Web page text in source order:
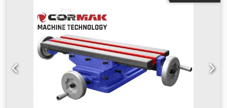
total: 195 mm Carga máxima de la mesa:
aproximadamente 100 kg Presión de trabajo máxima:
aproximadamente 500 kg Espacio requerido: L - 850 x A -
400 x H - 195 mm Peso: aproximadamente 172 kg
Embalado en su embalaje original - año de fabricación
estimado *- Nuevo - sin usar -* *- 1 unidad en stock -*